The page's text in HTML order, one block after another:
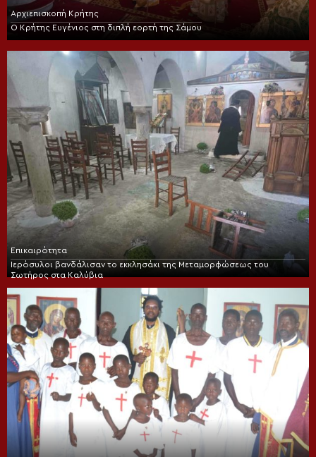
Αρχιεπισκοπή Κρήτης
Ο Κρήτης Ευγένιος στη διπλή εορτή της Σάμου
Επικαιρότητα
Ιερόσυλοι βανδάλισαν το εκκλησάκι της Μεταμορφώσεως του
Σωτήρος στα Καλύβια